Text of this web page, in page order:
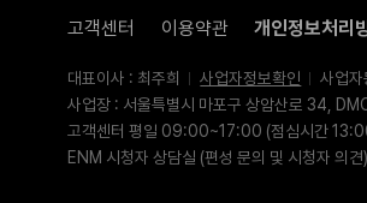
고객센터 이용약관 개인정보처리
대표이사 : 최주희 사업자정보확인 사업
사업장 : 서울특별시 마포구 상암산로 34,
고객센터 평일 09:00~17:00 (점심시간
ENM 시청자 상담실 (편성 문의 및 시청자